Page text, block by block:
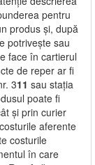
pentru
produs și, după
potrivește sau
face în cartierul
de reper ar fi
311 sau stația
poate fi
și prin curier
aferente
costurile
în care